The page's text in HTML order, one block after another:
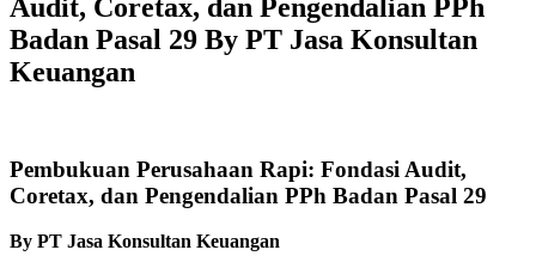
Audit, Coretax, dan Pengendalian PPh
Badan Pasal 29 By PT Jasa Konsultan
Keuangan
Pembukuan Perusahaan Rapi: Fondasi Audit,
Coretax, dan Pengendalian PPh Badan Pasal 29
By PT Jasa Konsultan Keuangan